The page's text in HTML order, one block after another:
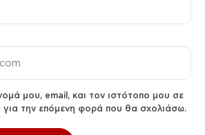
μου, email, και τον ιστότοπο μου σε
για την επόμενη φορά που θα σχολιάσω.